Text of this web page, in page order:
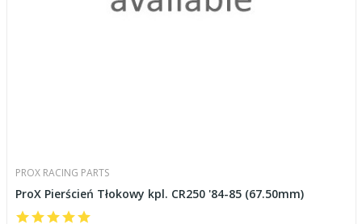
PROX RACING PARTS
ProX Pierścień Tłokowy kpl. CR250 '84-85 (67.50mm)